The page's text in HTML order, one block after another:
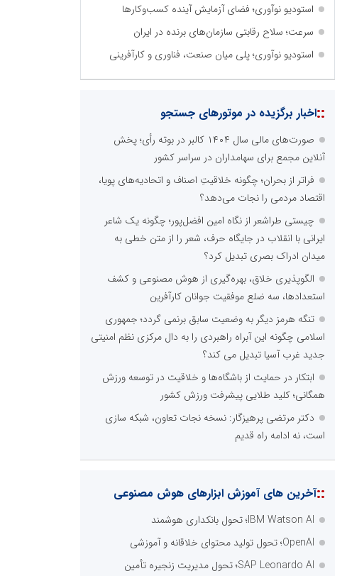
استودیو نوآوری؛ فضای آزمایش آینده کسب‌وکارها
سرعت؛ سلاح رقابتی سازمان‌های برنده در ایران
استودیو نوآوری؛ پلی میان صنعت، فناوری و کارآفرینی
::اخبار برگزیده در موتورهای جستجو
صورت‌های مالی سال ۱۴۰۴ کالبر در بوته رأی؛ پخش
آنلاین مجمع برای سهامداران در سراسر کشور
فراتر از بحران؛ چگونه خلاقیتِ اصناف و اتحادیه‌های پویا،
اقتصاد مردمی را نجات می‌دهد؟
چیستی طراشعر از نگاه امین افضل‌پور؛ چگونه یک شاعر
ایرانی با انقلاب در جایگاه حرف، شعر را از متن خطی به
میدان ادراک بصری تبدیل کرد؟
الگوپذیری خلاق، بهره‌گیری از هوش مصنوعی و کشف
استعدادها، سه ضلع موفقیت جوانان کارآفرین
تنگه هرمز دیگر به وضعیت سابق برنمی گردد؛ جمهوری
اسلامی چگونه این آبراه راهبردی را به دال مرکزی نظم امنیتی
جدید غرب آسیا تبدیل می کند؟
ابتکار در حمایت از باشگاه‌ها و خلاقیت در توسعه ورزش
همگانی؛ کلید طلایی پیشرفت ورزش کشور
دکتر مرتضی پرهیزگار: نسخه نجات تعاون، شبکه سازی
است، نه ادامه راه قدیم
::آخرین های آموزش ابزارهای هوش مصنوعی
IBM Watson AI؛ تحول بانکداری هوشمند
OpenAI؛ تحول تولید محتوای خلاقانه و آموزشی
SAP Leonardo AI؛ تحول مدیریت زنجیره تأمین